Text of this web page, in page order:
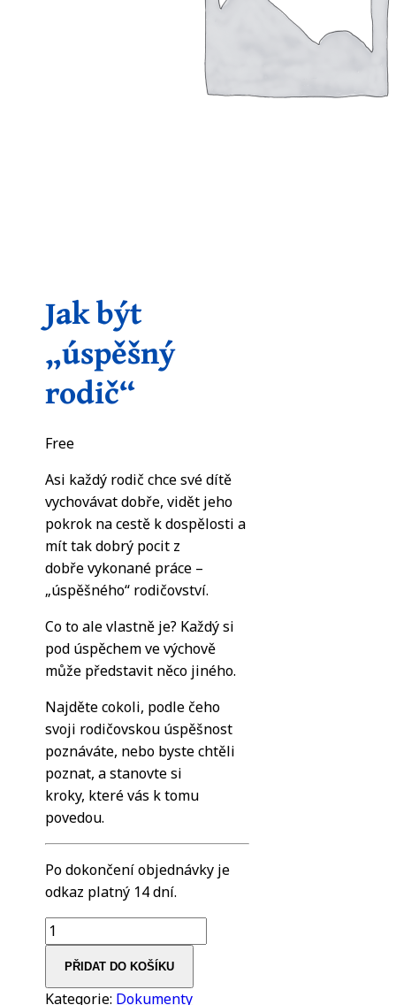
Jak být
„úspěšný
rodič“
Free
Asi každý rodič chce své dítě
vychovávat dobře, vidět jeho
pokrok na cestě k dospělosti a
mít tak dobrý pocit z
dobře vykonané práce –
„úspěšného“ rodičovství.
Co to ale vlastně je? Každý si
pod úspěchem ve výchově
může představit něco jiného.
Najděte cokoli, podle čeho
svoji rodičovskou úspěšnost
poznáváte, nebo byste chtěli
poznat, a stanovte si
kroky, které vás k tomu
povedou.
Po dokončení objednávky je
odkaz platný 14 dní.
Jak
být
"úspěšný
rodič"
PŘIDAT DO KOŠÍKU
Kategorie: Dokumenty